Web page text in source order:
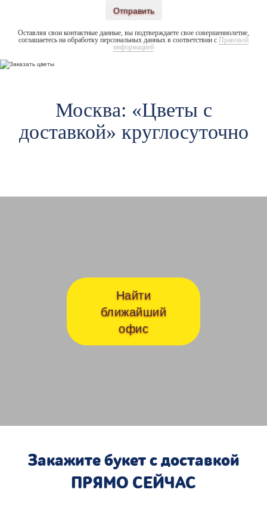
Отправить
Оставляя свои контактные данные, вы подтверждаете свое совершеннолетие,
соглашаетесь на обработку персональных данных в соответствии с Правовой
информацией
Москва: «Цветы c
доставкой» круглосуточно
Найти
ближайший
офис
Закажите букет с доставкой
ПРЯМО СЕЙЧАС